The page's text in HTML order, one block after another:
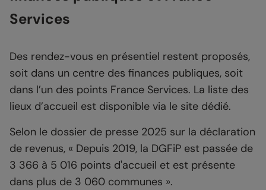
Services
Des rendez-vous en présentiel restent proposés,
soit dans un centre des finances publiques, soit
dans l’un des points France Services. La liste des
lieux d’accueil est disponible via le site dédié.
Selon le dossier de presse 2025 sur la déclaration
de revenus, « Depuis 2019, la DGFiP est passée de
3 366 à 5 016 points d'accueil et est présente
dans plus de 3 060 communes ».